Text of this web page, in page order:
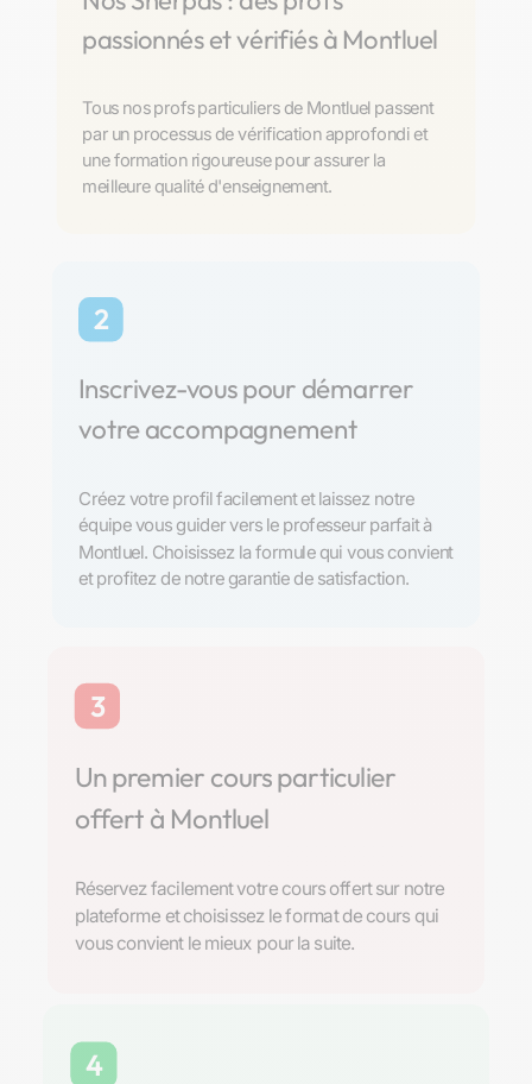
passionnés et vérifiés à Montluel
Tous nos profs particuliers de Montluel passent
par un processus de vérification approfondi et
une formation rigoureuse pour assurer la
meilleure qualité d'enseignement.
2
Inscrivez-vous pour démarrer
votre accompagnement
Créez votre profil facilement et laissez notre
équipe vous guider vers le professeur parfait à
Montluel. Choisissez la formule qui vous convient
et profitez de notre garantie de satisfaction.
3
Un premier cours particulier
offert à Montluel
Réservez facilement votre cours offert sur notre
plateforme et choisissez le format de cours qui
vous convient le mieux pour la suite.
4